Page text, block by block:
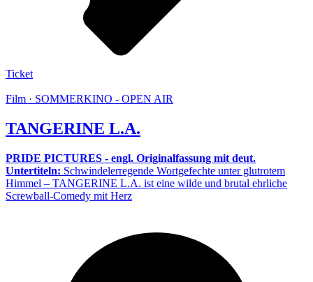
Ticket
Film · SOMMERKINO - OPEN AIR
TANGERINE L.A.
PRIDE PICTURES - engl. Originalfassung mit deut.
Untertiteln: Schwindelerregende Wortgefechte unter glutrotem
Himmel – TANGERINE L.A. ist eine wilde und brutal ehrliche
Screwball-Comedy mit Herz